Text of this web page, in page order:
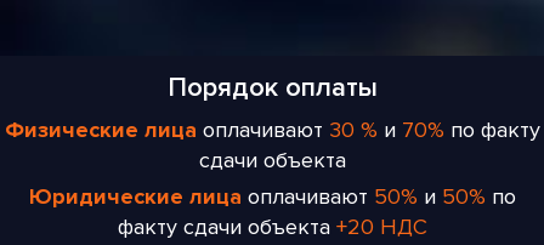
Порядок оплаты
Физические лица оплачивают 30 % и 70% по факту
сдачи объекта
Юридические лица оплачивают 50% и 50% по
факту сдачи объекта +20 НДС